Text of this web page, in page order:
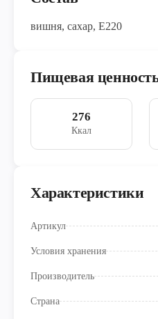
вишня, сахар, Е220
Пищевая
276
Ккал
Характеристики
Артикул
Условия хранения
Производитель
Страна